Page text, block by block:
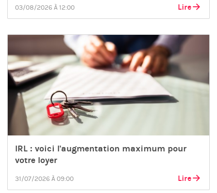
03/08/2026 À 12:00 Lire
IRL : voici l'augmentation maximum pour
votre loyer
31/07/2026 À 09:00 Lire